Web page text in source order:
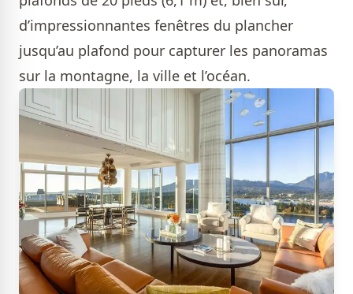
d’impressionnantes fenêtres du plancher
jusqu’au plafond pour capturer les panoramas
sur la montagne, la ville et l’océan.